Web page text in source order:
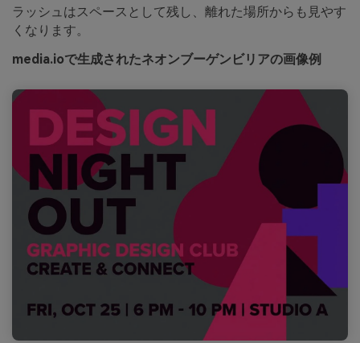
ラッシュはスペースとして残し、離れた場所からも見やす
くなります。
media.ioで生成されたネオンブーゲンビリアの画像例